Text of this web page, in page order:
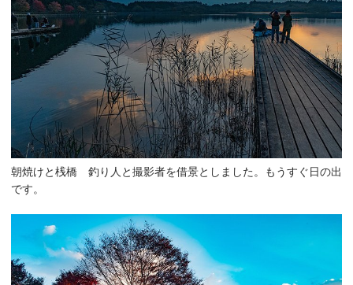
朝焼けと桟橋 釣り人と撮影者を借景としました。もうすぐ日の出
です。